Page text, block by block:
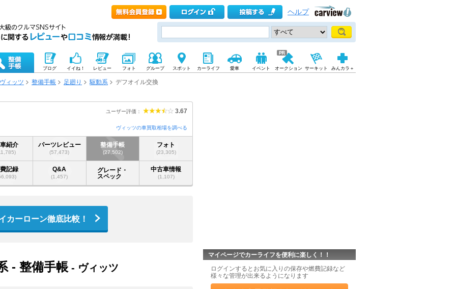
ヘルプ
ブログ イイね！ レビュー フォト グループ スポット カーライフ 愛車 イベント オークション サーキット みんカラ＋
ヴィッツ 整備手帳 足廻り 駆動系 デフオイル交換
ユーザー評価： 3.67
ヴィッツの車買取相場を調べる
紹介 パーツレビュー
(57,473)
整備手帳
(27,502)
フォト
(23,305)
記録 Q&A
(1,457)
グレード・
スペック
中古車情報
(1,107)
カーローン徹底比較！
- 整備手帳 - ヴィッツ
マイページでカーライフを便利に楽しく！！
ログインするとお気に入りの保存や燃費記録など
様々な管理が出来るようになります